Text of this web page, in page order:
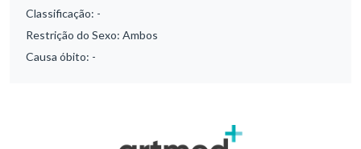
Classificação: -
Restrição do Sexo: Ambos
Causa óbito: -